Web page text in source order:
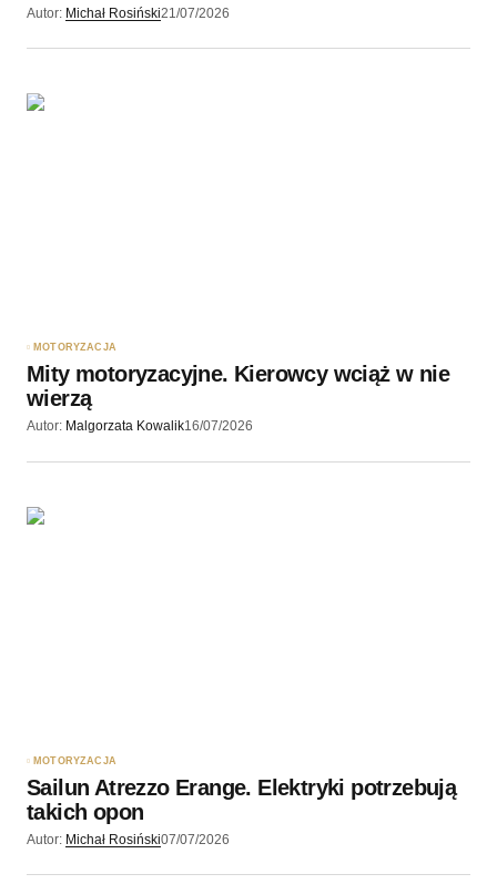
Autor: Michał Rosiński21/07/2026
MOTORYZACJA
Mity motoryzacyjne. Kierowcy wciąż w nie
wierzą
Autor: Malgorzata Kowalik16/07/2026
MOTORYZACJA
Sailun Atrezzo Erange. Elektryki potrzebują
takich opon
Autor: Michał Rosiński07/07/2026